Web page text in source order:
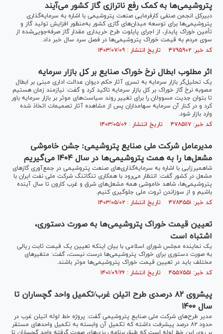
پتروشیمی‌ها به کمک رفع ناترازی گاز کشور می‌آیند
دبیرکل انجمن صنفی کارفرمایی صنعت پتروشیمی با اشاره به سرمایه‌گذاری
پتروشیمی‌ها برای توسعه میدان‌های گازی کشور به‌منظور افزایش تولید گاز و
تأمین خوراک پایدار، از اجرای پایلوت طرح خریداری مقدار گاز صرفه‌جویی‌شده از
سوی مردم به قیمت خوراک پتروشیمی‌ها در فصل سرد سال خبر داد.
کد خبر: ۴۷۹۵۹۰۲ تاریخ انتشار : ۱۴۰۳/۰۷/۰۹
اثر مطلوب ابطال نرخ خوراک صنایع بر کل بازار سرمایه
یک تحلیل‌گر بازار سرمایه به تسری آثار حکم دیوان عدالت اداری مبنی بر ابطال
مصوبه نرخ گاز خوراک بر کل بازار سرمایه تاکید کرد و گفت: نیازمند زمان هستیم
تا بتوان جدیت مسوولان را برای تغییر روند سیاست‌های موثر بر بازار سرمایه باور
کرد و در کنار آن سرمایه سهامداران پس از مشاهده آثار تصمیمات اتخاذ شده
وارد بازار شود.
کد خبر: ۴۷۸۵۱۱۷ تاریخ انتشار : ۱۴۰۳/۰۵/۰۶
مدیرعامل شرکت ملی صنایع پتروشیمی: جشن خاموشی
مشعل‌ها را به همت پتروشیمی‌ها در سال ۱۴۰۴ می‌گیریم
شاهمیرزایی با اشاره به سرمایه‌گذاری‌های صنعت پتروشیمی در جمع‌آوری گاز‌های
مشعل در کشور گفت: انتظار می‌رود با همکاری تنگاتنگ شرکت ملی نفت ایران با
پتروشیمی‌ها، شاهد خاموشی همه مشعل‌های شرق و غرب کارون تا سال آینده
باشیم و از سوزاندن ثروت ملی جلوگیری کنیم.
کد خبر: ۴۷۸۴۵۵۱ تاریخ انتشار : ۱۴۰۳/۰۵/۰۲
تعیین قیمت خوراک پتروشیمی‌ها به صورت دستوری،
اشتباه است
یک نماینده مجلس شورای اسلامی با بیان اینکه تعیین یک قیمت ثابت ریالی
به صورت دستوری برای خوراک پتروشیمی‌ها درست نیست، گفت: متغیرهای
مختلف باید در تعیین قیمت خوراک پتروشیمی‌ها موثر باشند.
کد خبر: ۴۵۵۷۵۵۱ تاریخ انتشار : ۱۴۰۱/۰۹/۲۶
پیشروی ۸۲ درصدی طرح اتیلن غرب/تکمیل واحد گچساران تا
سال ۱۴۰۰
مدیر طرح‌های شرکت ملی صنایع پتروشیمی گفت: پروژه خط لوله اتیلن غرب در
حدود ۸۲ درصد پیشرفت داشته که تکمیل آن وابسته به تکمیل واحد‌های مستقر